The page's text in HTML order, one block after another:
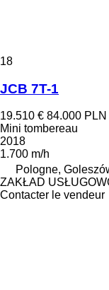
18
JCB 7T-1
19.510 € 84.000 PLN
Mini tombereau
2018
1.700 m/h
Pologne,
ZAKŁAD
Contacter le vendeur